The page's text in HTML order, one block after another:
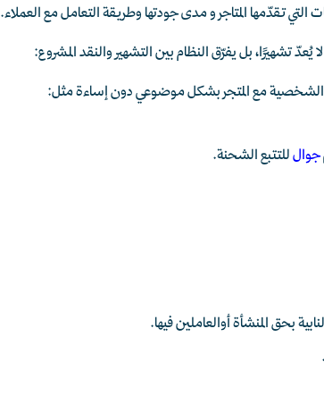
تقدّمها المتاجر و مدى جودتها وطريقة التعامل مع العملاء.
تشهيرًا، بل يفرّق النظام بين التشهير والنقد المشروع:
الشخصية مع المتجر بشكل موضوعي دون إساءة مثل:
جوالللتتبع الشحنة.
بحق المنشأة أوالعاملين فيها.